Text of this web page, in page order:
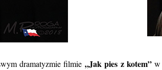
dramatyzmie filmie „Jak pies z kotem”w